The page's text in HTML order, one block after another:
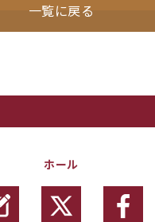
一覧に戻る
ホール